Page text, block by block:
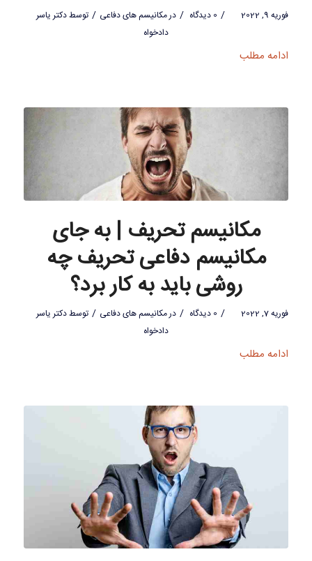
فوریه 9, 2022 / 0 دیدگاه / درمکانیسم های دفاعی / توسطدکتر یاسر
دادخواه
ادامه مطلب
مکانیسم تحریف | به جای
مکانیسم دفاعی تحریف چه
روشی باید به کار برد؟
فوریه 7, 2022 / 0 دیدگاه / درمکانیسم های دفاعی / توسطدکتر یاسر
دادخواه
ادامه مطلب